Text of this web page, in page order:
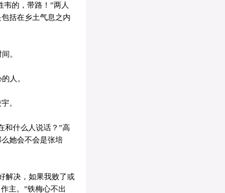
的，带路！”两人
括在乡土气息之内
。
人。
。
和什么人说话？”高
她会不会是张培
解决，如果我败了或
主。”铁梅心不出